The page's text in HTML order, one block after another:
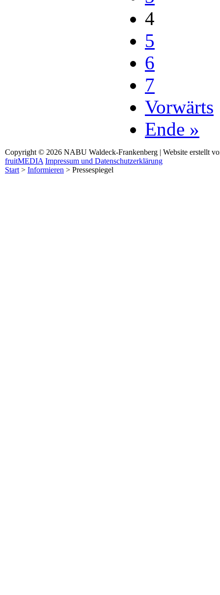
4
5
6
7
Vorwärts
Ende »
Copyright © 2026 NABU Waldeck-Frankenberg | Website erstellt
fruitMEDIA Impressum und Datenschutzerklärung
Start> Informieren > Pressespiegel